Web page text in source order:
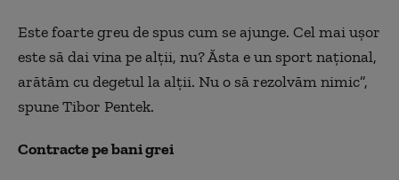
Este foarte greu de spus cum se ajunge. Cel mai uşor
este să dai vina pe alţii, nu? Ăsta e un sport naţional,
arătăm cu degetul la alţii. Nu o să rezolvăm nimic”,
spune Tibor Pentek.
Contracte pe bani grei